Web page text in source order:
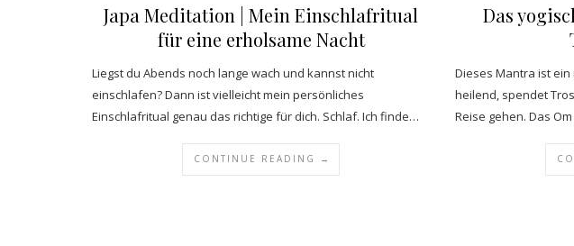
Japa Meditation | Mein Einschlafritual
für eine erholsame Nacht
Liegst du Abends noch lange wach und kannst nicht
einschlafen? Dann ist vielleicht mein persönliches
Einschlafritual genau das richtige für dich. Schlaf. Ich finde…
CONTINUE READING →
Das
Dieses Mantra ist ein
heilend, spendet
Reise gehen. Das